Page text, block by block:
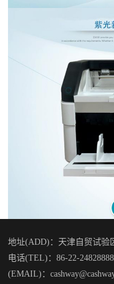
地址(ADD)：天津自贸试验
电话(TEL)：86-22-
(EMAIL)：